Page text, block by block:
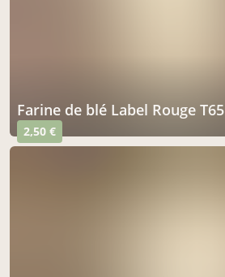
Farine de blé Label Rouge T65
2,50 €